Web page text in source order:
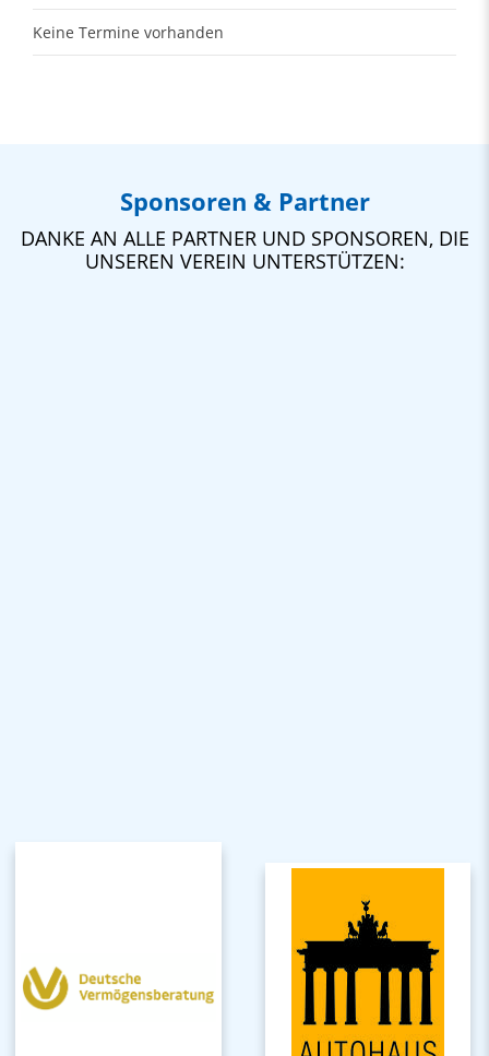
Keine Termine vorhanden
Sponsoren & Partner
DANKE AN ALLE PARTNER UND SPONSOREN, DIE
UNSEREN VEREIN UNTERSTÜTZEN: